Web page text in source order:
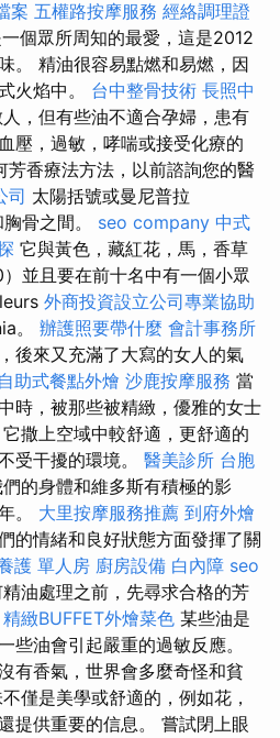
案 五權路按摩服務 經絡調理證
個眾所周知的最愛，這是2012
。 精油很容易點燃和易燃，因
火焰中。 台中整骨技術 長照中
，但有些油不適合孕婦，患有
壓，過敏，哮喘或接受化療的
芳香療法方法，以前諮詢您的醫
司 太陽括號或曼尼普拉
骨之間。 seo company 中式
它與黃色，藏紅花，馬，香草
並且要在前十名中有一個小眾
外商投資設立公司專業協助
。 辦護照要帶什麼 會計事務所
後來又充滿了大寫的女人的氣
自助式餐點外燴 沙鹿按摩服務 當
時，被那些被精緻，優雅的女士
撒上空域中較舒適，更舒適的
受干擾的環境。 醫美診所 台胞
的身體和維多斯有積極的影
。 大里按摩服務推薦 到府外燴
的情緒和良好狀態方面發揮了關
護 單人房 廚房設備 白內障 seo
油處理之前，先尋求合格的芳
精緻BUFFET外燴菜色 某些油是
些油會引起嚴重的過敏反應。
有香氣，世界會多麼奇怪和貧
僅是美學或舒適的，例如花，
提供重要的信息。 嘗試閉上眼